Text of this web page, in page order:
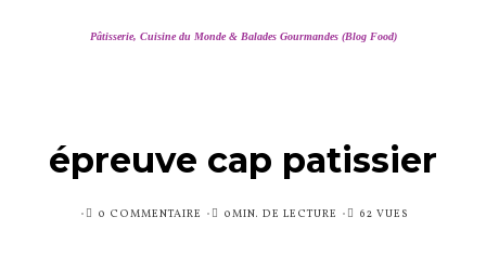
Pâtisserie, Cuisine du Monde & Balades Gourmandes (Blog Food)
épreuve cap patissier
PUBLIÉ0 COMMENTAIRE 0MIN. DE LECTURE 62 VUES